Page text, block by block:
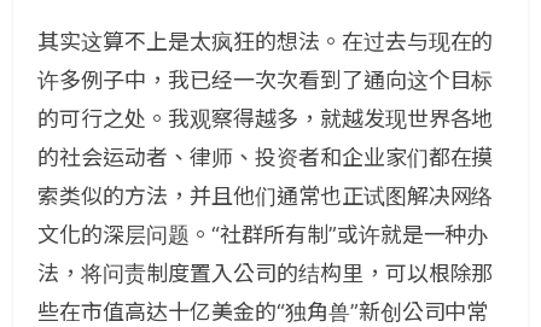
其实这算不上是太疯狂的想法。在过去与现在的
许多例子中，我已经一次次看到了通向这个目标
的可行之处。我观察得越多，就越发现世界各地
的社会运动者、律师、投资者和企业家们都在摸
索类似的方法，并且他们通常也正试图解决网络
文化的深层问题。“社群所有制”或许就是一种办
法，将问责制度置入公司的结构里，可以根除那
些在市值高达十亿美金的“独角兽”新创公司中常